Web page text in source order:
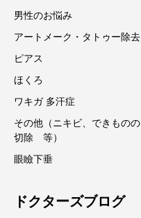
男性のお悩み
アートメーク・タトゥー除去
ピアス
ほくろ
ワキガ 多汗症
その他（ニキビ、できものの
切除 等）
眼瞼下垂
ドクターズブログ